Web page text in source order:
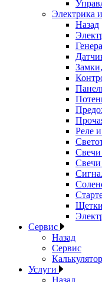
Электрика
Назад
Реле
Свечи
Свечи
Сервис
Назад
Сервис
Услуги
Назад